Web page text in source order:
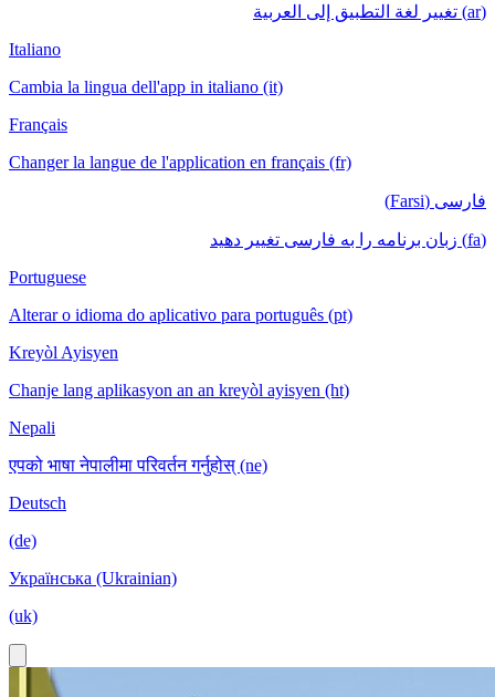
(ar) تغيير لغة التطبيق إلى العربية
Italiano
Cambia la lingua dell'app in italiano (it)
Français
Changer la langue de l'application en français (fr)
فارسی (Farsi)
(fa) زبان برنامه را به فارسی تغییر دهید
Portuguese
Alterar o idioma do aplicativo para português (pt)
Kreyòl Ayisyen
Chanje lang aplikasyon an an kreyòl ayisyen (ht)
Nepali
एपको भाषा नेपालीमा परिवर्तन गर्नुहोस् (ne)
Deutsch
(de)
Українська (Ukrainian)
(uk)